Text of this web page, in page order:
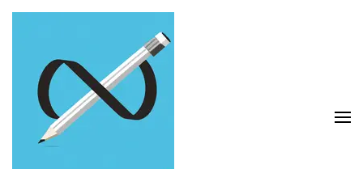
Ga
Enter)